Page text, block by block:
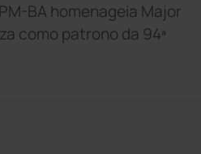
BA homenageia Major
como patrono da 94ª